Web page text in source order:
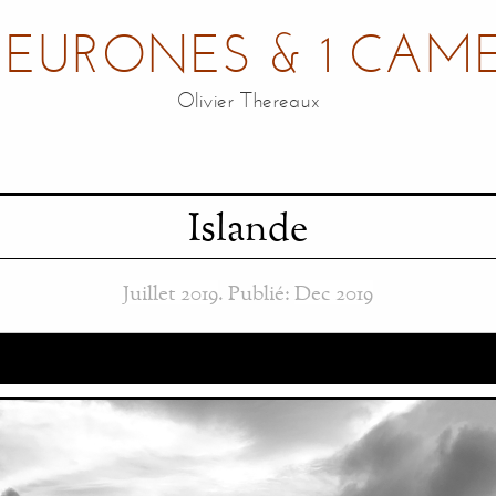
& 1
Olivier Thereaux
Islande
Juillet 2019. Publié: Dec 2019